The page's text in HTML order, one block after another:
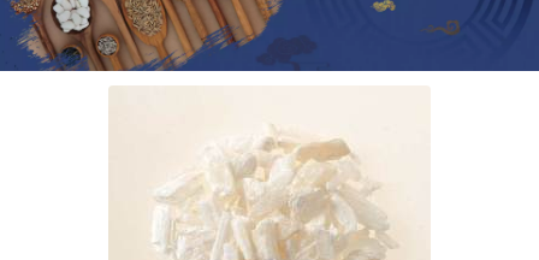
TARIEVEN
CONTACT
SHOP